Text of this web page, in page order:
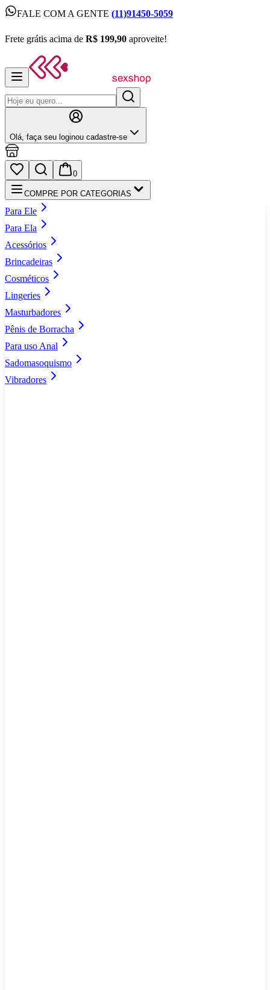
FALE COM A GENTE (11)91450-5059
Frete grátis acima de R$ 199,90 aproveite!
Olá, faça seu loginou cadastre‑se
0
COMPRE POR CATEGORIAS
Para Ele
Para Ela
Acessórios
Brincadeiras
Cosméticos
Lingeries
Masturbadores
Pênis de Borracha
Para uso Anal
Sadomasoquismo
Vibradores